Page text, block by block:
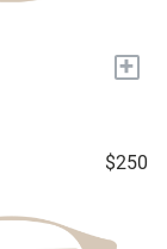
+
$250